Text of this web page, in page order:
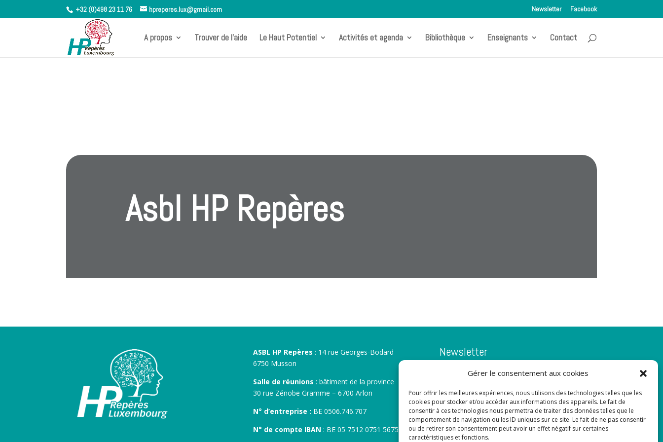
Gérer le consentement aux cookies
Pour offrir les meilleures expériences, nous utilisons des technologies telles que les
cookies pour stocker et/ou accéder aux informations des appareils. Le fait de
consentir à ces technologies nous permettra de traiter des données telles que le
comportement de navigation ou les ID uniques sur ce site. Le fait de ne pas consentir
ou de retirer son consentement peut avoir un effet négatif sur certaines
caractéristiques et fonctions.
+32 (0)498 23 11 76 hpreperes.lux@gmail.com Newsletter Facebook
A propos Trouver de l’aide Le Haut Potentiel Activités et agenda Bibliothèque Enseignants Contact
Asbl HP Repères
ASBL HP Repères : 14 rue Georges-Bodard
6750 Musson
Salle de réunions : bâtiment de la province
30 rue Zénobe Gramme – 6700 Arlon
N° d’entreprise : BE 0506.746.707
N° de compte IBAN : BE 05 7512 0751 5675
Newsletter